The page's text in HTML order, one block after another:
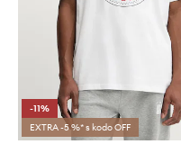
-11%
EXTRA -5 %* s kodo OFF